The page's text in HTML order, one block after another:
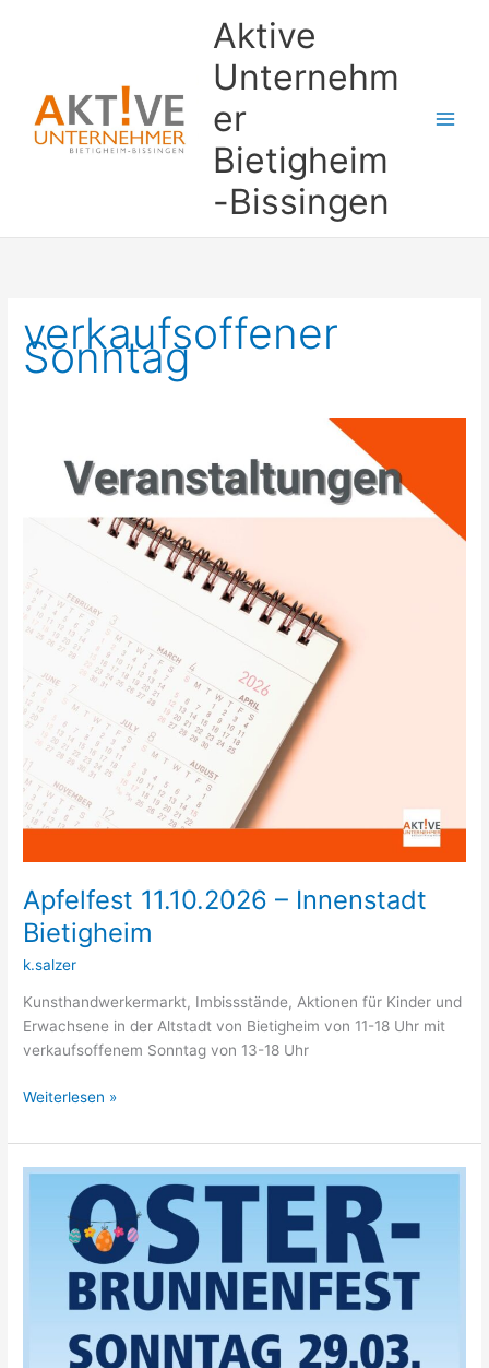
Aktive
Unternehm
er
Bietigheim
-Bissingen
verkaufsoffener
Sonntag
Apfelfest 11.10.2026 – Innenstadt
Bietigheim
k.salzer
Kunsthandwerkermarkt, Imbissstände, Aktionen für Kinder und
Erwachsene in der Altstadt von Bietigheim von 11-18 Uhr mit
verkaufsoffenem Sonntag von 13-18 Uhr
Innenstadt
Bietigheim
Weiterlesen »
Osterbrunnenfest
29.3.2026
Innenstadt
Bietigheim